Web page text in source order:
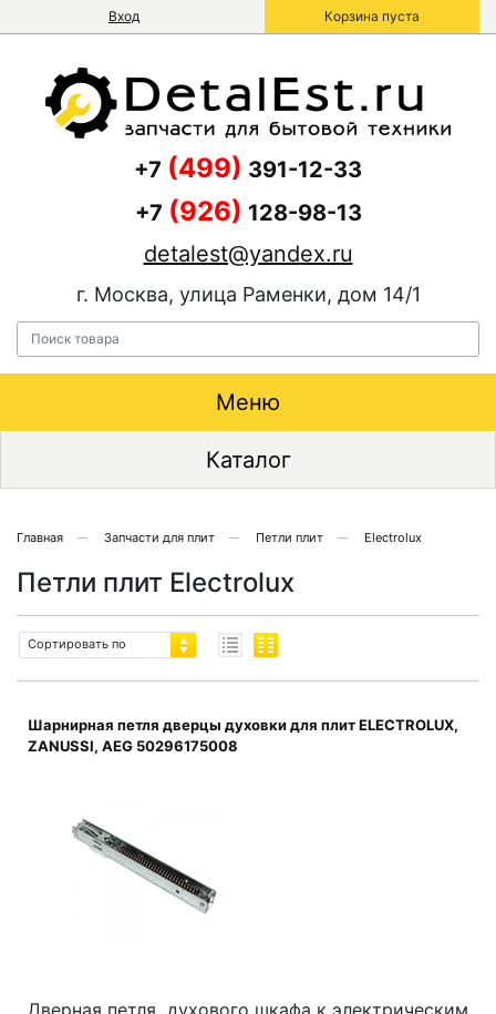
Вход Корзина пуста
+7 (499) 391-12-33
+7 (926) 128-98-13
detalest@yandex.ru
г. Москва, улица Раменки, дом 14/1
Меню
Каталог
Главная Запчасти для плит Петли плит Electrolux
Петли плит Electrolux
Сортировать по
Шарнирная петля дверцы духовки для плит ELECTROLUX,
ZANUSSI, AEG 50296175008
Дверная петля духового шкафа к электрическим